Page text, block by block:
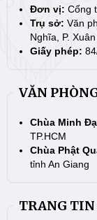
Đơn vị: Cổng
Trụ sở: Văn
Nghĩa, P.
Giấy phép:
VĂN
Chùa Minh
TP.HCM
Chùa Phật
tỉnh An Giang
TRANG